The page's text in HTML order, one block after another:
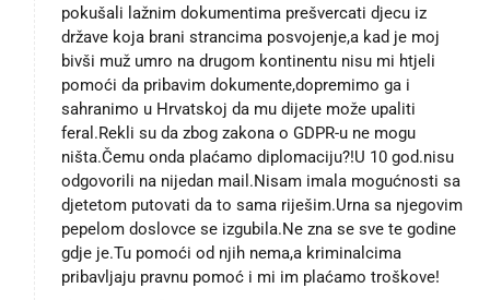
pokušali lažnim dokumentima prešvercati djecu iz
države koja brani strancima posvojenje,a kad je moj
bivši muž umro na drugom kontinentu nisu mi htjeli
pomoći da pribavim dokumente,dopremimo ga i
sahranimo u Hrvatskoj da mu dijete može upaliti
feral.Rekli su da zbog zakona o GDPR-u ne mogu
ništa.Čemu onda plaćamo diplomaciju?!U 10 god.nisu
odgovorili na nijedan mail.Nisam imala mogućnosti sa
djetetom putovati da to sama riješim.Urna sa njegovim
pepelom doslovce se izgubila.Ne zna se sve te godine
gdje je.Tu pomoći od njih nema,a kriminalcima
pribavljaju pravnu pomoć i mi im plaćamo troškove!